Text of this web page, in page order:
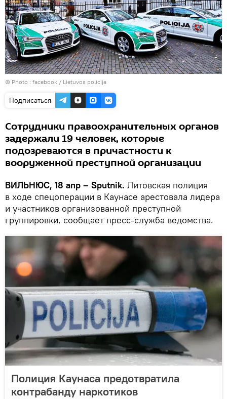
© Photo : facebook / Lietuvos policija
Подписаться
Сотрудники правоохранительных органов
задержали 19 человек, которые
подозреваются в причастности к
вооруженной преступной организации
ВИЛЬНЮС, 18 апр – Sputnik. Литовская полиция
в ходе спецоперации в Каунасе арестовала лидера
и участников организованной преступной
группировки, сообщает пресс-служба ведомства.
Полиция Каунаса предотвратила
контрабанду наркотиков